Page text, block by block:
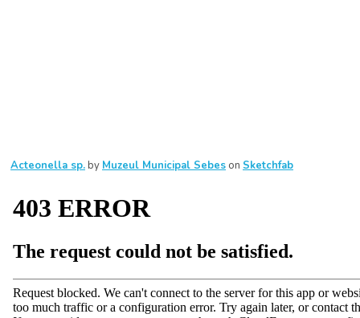
Acteonella sp. by Muzeul Municipal Sebes on Sketchfab